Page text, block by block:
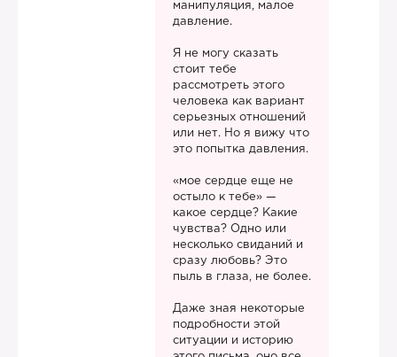
манипуляция, малое
давление.
Я не могу сказать
стоит тебе
рассмотреть этого
человека как вариант
серьезных отношений
или нет. Но я вижу что
это попытка давления.
«мое сердце еще не
остыло к тебе» —
какое сердце? Какие
чувства? Одно или
несколько свиданий и
сразу любовь? Это
пыль в глаза, не более.
Даже зная некоторые
подробности этой
ситуации и историю